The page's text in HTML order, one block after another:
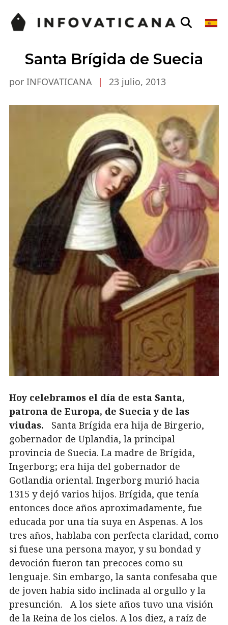
Santa Brígida de Suecia
por INFOVATICANA | 23 julio, 2013
Hoy celebramos el día de esta Santa,
patrona de Europa, de Suecia y de las
viudas. Santa Brígida era hija de Birgerio,
gobernador de Uplandia, la principal
provincia de Suecia. La madre de Brígida,
Ingerborg; era hija del gobernador de
Gotlandia oriental. Ingerborg murió hacia
1315 y dejó varios hijos. Brígida, que tenía
entonces doce años aproximadamente, fue
educada por una tía suya en Aspenas. A los
tres años, hablaba con perfecta claridad, como
si fuese una persona mayor, y su bondad y
devoción fueron tan precoces como su
lenguaje. Sin embargo, la santa confesaba que
de joven había sido inclinada al orgullo y la
presunción. A los siete años tuvo una visión
de la Reina de los cielos. A los diez, a raíz de